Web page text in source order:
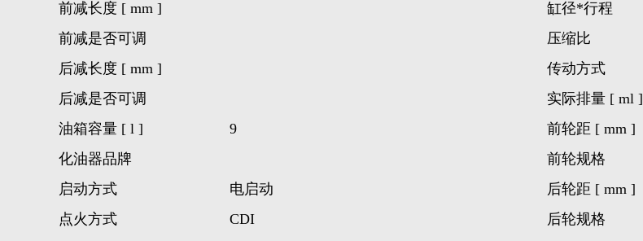
前减长度 [ mm ]
前减是否可调
后减长度 [ mm ]
后减是否可调
油箱容量 [ l ]
9
化油器品牌
启动方式
电启动
点火方式
cdi
缸径行程
压缩比
传动方式
实际排量 [ ml ]
前轮距 [ mm ]
前轮规格
后轮距 [ mm ]
后轮规格